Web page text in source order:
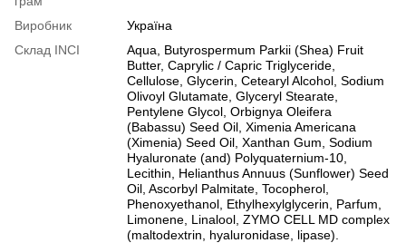
Виробник
Україна
Cклад INCI
Aqua, Butyrospermum Parkii (Shea) Fruit
Butter, Caprylic / Capric Triglyceride,
Cellulose, Glycerin, Cetearyl Alcohol, Sodium
Olivoyl Glutamate, Glyceryl Stearate,
Pentylene Glycol, Orbignya Oleifera
(Babassu) Seed Oil, Ximenia Americana
(Ximenia) Seed Oil, Xanthan Gum, Sodium
Hyaluronate (and) Polyquaternium-10,
Lecithin, Helianthus Annuus (Sunflower) Seed
Oil, Ascorbyl Palmitate, Tocopherol,
Phenoxyethanol, Ethylhexylglycerin, Parfum,
Limonene, Linalool, ZYMO CELL MD complex
(maltodextrin, hyaluronidase, lipase).